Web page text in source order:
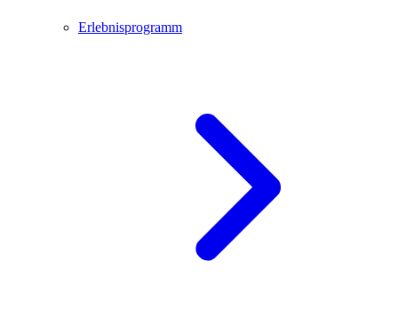
Erlebnisprogramm